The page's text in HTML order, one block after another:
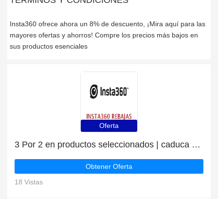
Insta360 ofrece ahora un 8% de descuento, ¡Mira aquí para las
mayores ofertas y ahorros! Compre los precios más bajos en
sus productos esenciales
Oferta
3 Por 2 en productos seleccionados | caduca pronto
Obtener Oferta
18 Vistas